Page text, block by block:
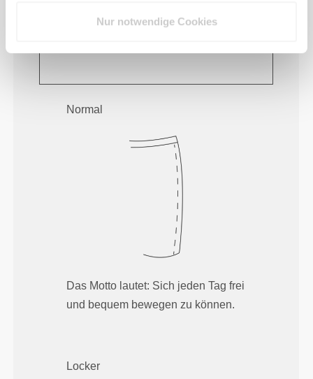
Nur notwendige Cookies
Bewegung. Diese engere Passform
Normal
Das Motto lautet: Sich jeden Tag frei
und bequem bewegen zu können.
Locker